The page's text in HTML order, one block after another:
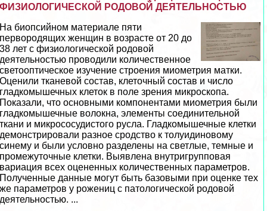
ФИЗИОЛОГИЧЕСКОЙ РОДОВОЙ ДЕЯТЕЛЬНОСТЬЮ
На биопсийном материале пяти
первородящих женщин в возрасте от 20 до
38 лет с физиологической родовой
деятельностью проводили количественное
светооптическое изучение строения миометрия матки.
Оценили тканевой состав, клеточный состав и число
гладкомышечных клеток в поле зрения микроскопа.
Показали, что основными компонентами миометрия были
гладкомышечные волокна, элементы соединительной
ткани и микрососудистого русла. Гладкомышечные клетки
демонстрировали разное сродство к толуидиновому
синему и были условно разделены на светлые, темные и
промежуточные клетки. Выявлена внутригрупповая
вариация всех оцененных количественных параметров.
Полученные данные могут быть базовыми при оценке тех
же параметров у рожениц с патологической родовой
деятельностью. ...